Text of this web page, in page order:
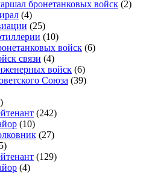
бронетанковых войск (2)
(4)
(25)
(10)
войск (6)
связи (4)
войск (6)
Союза (39)
(242)
(10)
(27)
(129)
(4)